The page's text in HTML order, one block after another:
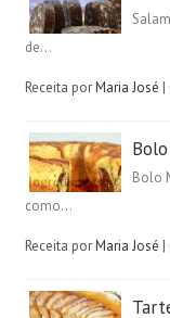
de...
Receita porMaria José |
Bolo
como...
Receita porMaria José |